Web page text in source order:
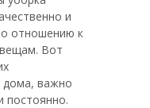
и
отношению к
Вот
дома, важно
постоянно.